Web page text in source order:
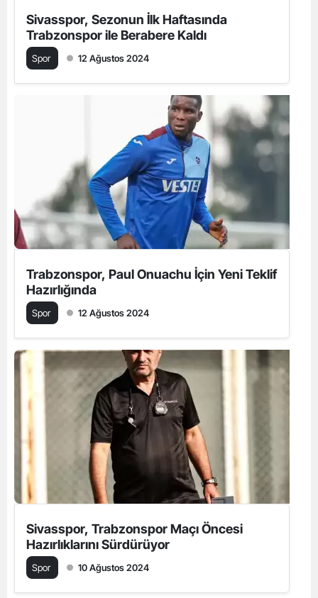
Sivasspor, Sezonun İlk Haftasında
Trabzonspor ile Berabere Kaldı
Spor 12 Ağustos 2024
Trabzonspor, Paul Onuachu İçin Yeni Teklif
Hazırlığında
Spor 12 Ağustos 2024
Sivasspor, Trabzonspor Maçı Öncesi
Hazırlıklarını Sürdürüyor
Spor 10 Ağustos 2024